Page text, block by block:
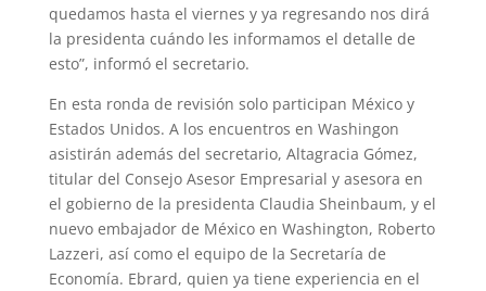
quedamos hasta el viernes y ya regresando nos dirá
la presidenta cuándo les informamos el detalle de
esto”, informó el secretario.
En esta ronda de revisión solo participan México y
Estados Unidos. A los encuentros en Washingon
asistirán además del secretario, Altagracia Gómez,
titular del Consejo Asesor Empresarial y asesora en
el gobierno de la presidenta Claudia Sheinbaum, y el
nuevo embajador de México en Washington, Roberto
Lazzeri, así como el equipo de la Secretaría de
Economía. Ebrard, quien ya tiene experiencia en el